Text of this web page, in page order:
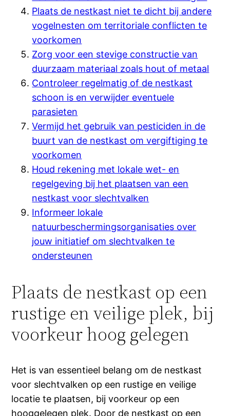
Plaats de nestkast niet te dicht bij andere
vogelnesten om territoriale conflicten te
voorkomen
Zorg voor een stevige constructie van
duurzaam materiaal zoals hout of metaal
Controleer regelmatig of de nestkast
schoon is en verwijder eventuele
parasieten
Vermijd het gebruik van pesticiden in de
buurt van de nestkast om vergiftiging te
voorkomen
Houd rekening met lokale wet- en
regelgeving bij het plaatsen van een
nestkast voor slechtvalken
Informeer lokale
natuurbeschermingsorganisaties over
jouw initiatief om slechtvalken te
ondersteunen
Plaats de nestkast op een
rustige en veilige plek, bij
voorkeur hoog gelegen
Het is van essentieel belang om de nestkast
voor slechtvalken op een rustige en veilige
locatie te plaatsen, bij voorkeur op een
hooggelegen plek. Door de nestkast op een